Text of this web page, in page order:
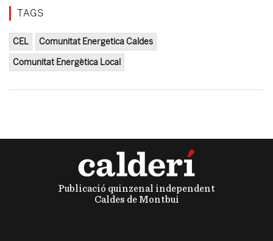
TAGS
CEL Comunitat Energetica Caldes
Comunitat Energètica Local
Publicació quinzenal independent
Caldes de Montbui